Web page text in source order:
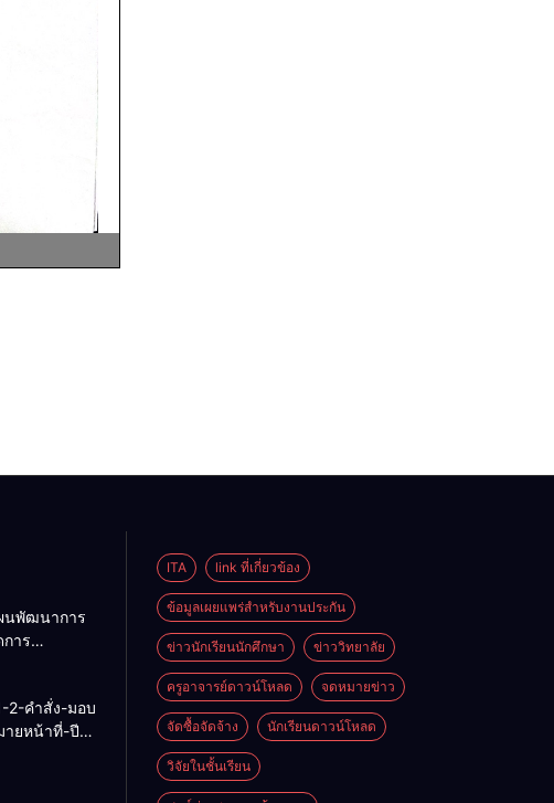
นพัฒนาการ
การ
ยยอด 66-70
2-คำสั่ง-มอบ
ายหน้าที่-ปี
ITA link ที่เกี่ยวข้อง
ข้อมูลเผยแพร่สำหรับงานประกัน
ข่าวนักเรียนนักศึกษา ข่าววิทยาลัย
ครูอาจารย์ดาวน์โหลด จดหมายข่าว
จัดซื้อจัดจ้าง นักเรียนดาวน์โหลด
วิจัยในชั้นเรียน